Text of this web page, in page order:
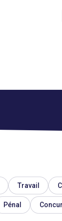
Travail
Pénal